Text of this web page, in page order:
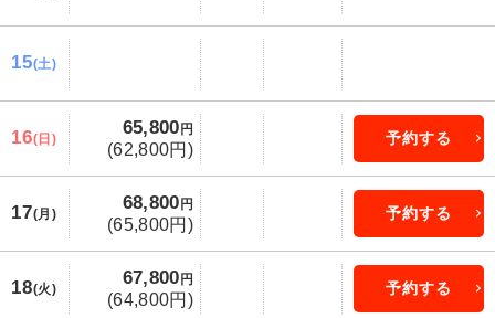
15(土)
16(日)
65,800 円
(62,800円)
予約する
17(月)
68,800 円
(65,800円)
予約する
18(火)
67,800 円
(64,800円)
予約する